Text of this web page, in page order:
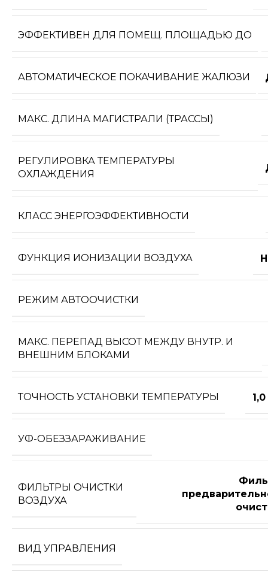
ЭФФЕКТИВЕН ДЛЯ ПОМЕЩ. ПЛОЩАДЬЮ ДО
АВТОМАТИЧЕСКОЕ ПОКАЧИВАНИЕ ЖАЛЮЗИ
МАКС. ДЛИНА МАГИСТРАЛИ (ТРАССЫ)
РЕГУЛИРОВКА ТЕМПЕРАТУРЫ
ОХЛАЖДЕНИЯ
КЛАСС ЭНЕРГОЭФФЕКТИВНОСТИ
ФУНКЦИЯ ИОНИЗАЦИИ ВОЗДУХА
РЕЖИМ АВТООЧИСТКИ
МАКС. ПЕРЕПАД ВЫСОТ МЕЖДУ ВНУТР. И
ВНЕШНИМ БЛОКАМИ
ТОЧНОСТЬ УСТАНОВКИ ТЕМПЕРАТУРЫ
УФ-ОБЕЗЗАРАЖИВАНИЕ
ФИЛЬТРЫ ОЧИСТКИ
ВОЗДУХА
ВИД УПРАВЛЕНИЯ